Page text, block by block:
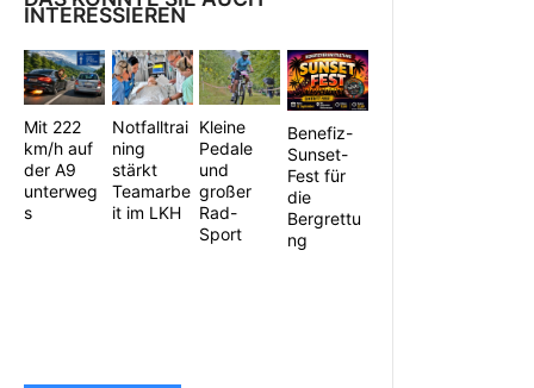
INTERESSIEREN
Mit 222
km/h auf
der A9
unterweg
s
Notfalltrai
ning
stärkt
Teamarbe
it im LKH
Kleine
Pedale
und
großer
Rad-
Sport
Benefiz-
Sunset-
Fest für
die
Bergrettu
ng